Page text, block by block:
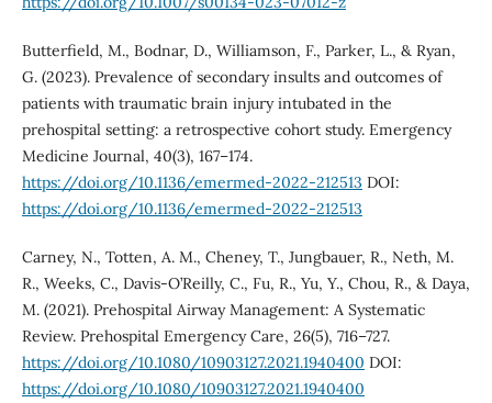
Butterfield, M., Bodnar, D., Williamson, F., Parker, L., & Ryan,
G. (2023). Prevalence of secondary insults and outcomes of
patients with traumatic brain injury intubated in the
prehospital setting: a retrospective cohort study. Emergency
Medicine Journal, 40(3), 167–174.
https://doi.org/10.1136/emermed-2022-212513 DOI:
https://doi.org/10.1136/emermed-2022-212513
Carney, N., Totten, A. M., Cheney, T., Jungbauer, R., Neth, M.
R., Weeks, C., Davis-O’Reilly, C., Fu, R., Yu, Y., Chou, R., & Daya,
M. (2021). Prehospital Airway Management: A Systematic
Review. Prehospital Emergency Care, 26(5), 716–727.
https://doi.org/10.1080/10903127.2021.1940400 DOI:
https://doi.org/10.1080/10903127.2021.1940400